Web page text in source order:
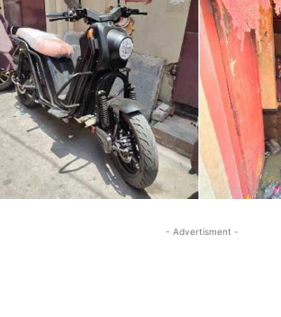
- Advertisment -